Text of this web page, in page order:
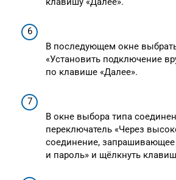
В последующем окне
«Установить подключение
по клавише «Далее».
В окне выбора типа
переключатель «Через
соединение,
и пароль» и щёлкнуть